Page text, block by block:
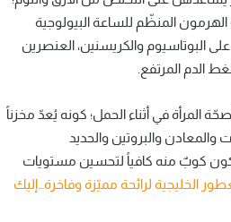
الهرمون المنظّم للساعة البيولوجية
البوتاسيوم والكريسنين، العنصرين
الدم المرتفع.
المرأة في أثناء الحمل؛ كونه يُعدّ مخزناً
والمعادن والبروتين والحديد
كوبٌ منه كافياً لتحسين مستويات
الخليجية لرائحة مميّزة وفاخرة…إليك